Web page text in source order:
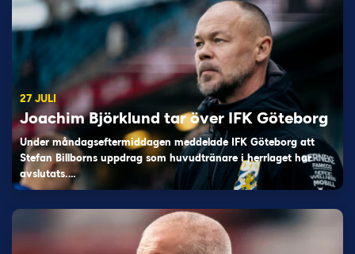
27 JULI
Joachim Björklund tar över IFK Göteborg
Under måndagseftermiddagen meddelade IFK Göteborg att
Stefan Billborns uppdrag som huvudtränare i herrlaget har
avslutats.…